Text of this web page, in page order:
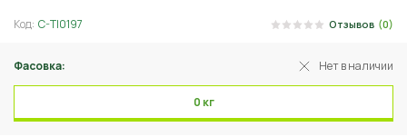
Код: C-TI0197 Отзывов (0)
Фасовка: Нет в наличии
0 кг